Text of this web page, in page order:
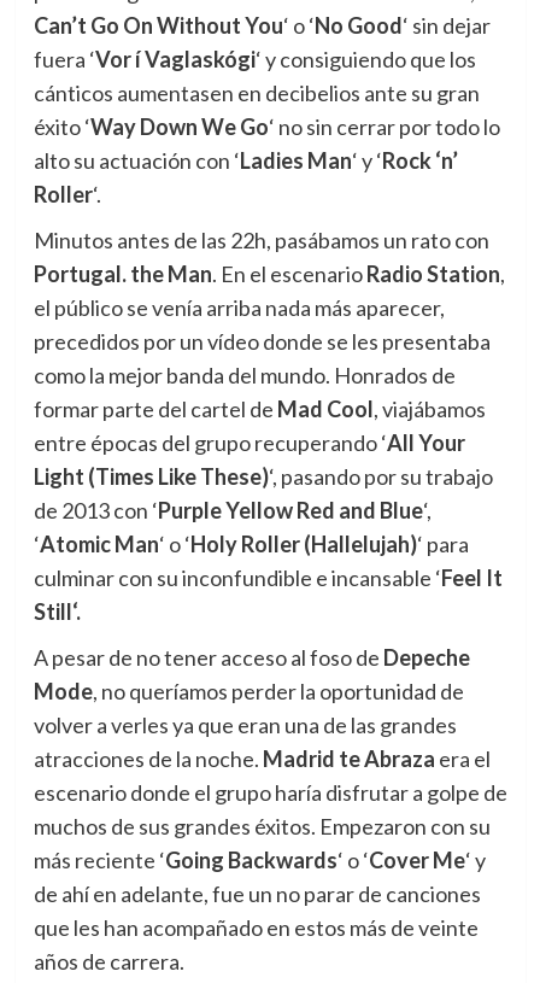
Can’t Go On Without You‘ o ‘No Good‘ sin dejar
fuera ‘Vor í Vaglaskógi‘ y consiguiendo que los
cánticos aumentasen en decibelios ante su gran
éxito ‘Way Down We Go‘ no sin cerrar por todo lo
alto su actuación con ‘Ladies Man‘ y ‘Rock ‘n’
Roller‘.
Minutos antes de las 22h, pasábamos un rato con
Portugal. the Man. En el escenarioRadio Station,
el público se venía arriba nada más aparecer,
precedidos por un vídeo donde se les presentaba
como la mejor banda del mundo. Honrados de
formar parte del cartel de Mad Cool, viajábamos
entre épocas del grupo recuperando ‘All Your
Light (Times Like These)‘, pasando por su trabajo
de 2013 con ‘Purple Yellow Red and Blue‘,
‘Atomic Man‘ o ‘Holy Roller (Hallelujah)‘ para
culminar con su inconfundible e incansable ‘Feel It
Still‘.
A pesar de no tener acceso al foso de Depeche
Mode, no queríamos perder la oportunidad de
volver a verles ya que eran una de las grandes
atracciones de la noche. Madrid te Abraza era el
escenario donde el grupo haría disfrutar a golpe de
muchos de sus grandes éxitos. Empezaron con su
más reciente ‘Going Backwards‘ o ‘Cover Me‘ y
de ahí en adelante, fue un no parar de canciones
que les han acompañado en estos más de veinte
años de carrera.